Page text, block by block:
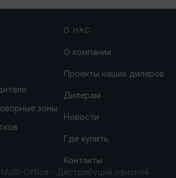
зоны
О НАС
О компании
Проекты наших дилеров
Дилерам
Новости
Где купить
Контакты
Multi-Office - Дистрибуция офисной